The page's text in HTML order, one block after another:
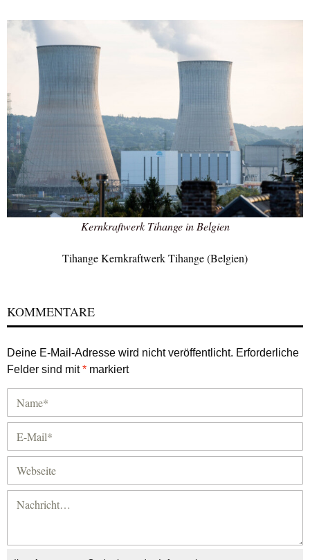
Kernkraftwerk Tihange in Belgien
Tihange Kernkraftwerk Tihange (Belgien)
KOMMENTARE
Deine E-Mail-Adresse wird nicht veröffentlicht. Erforderliche
Felder sind mit* markiert